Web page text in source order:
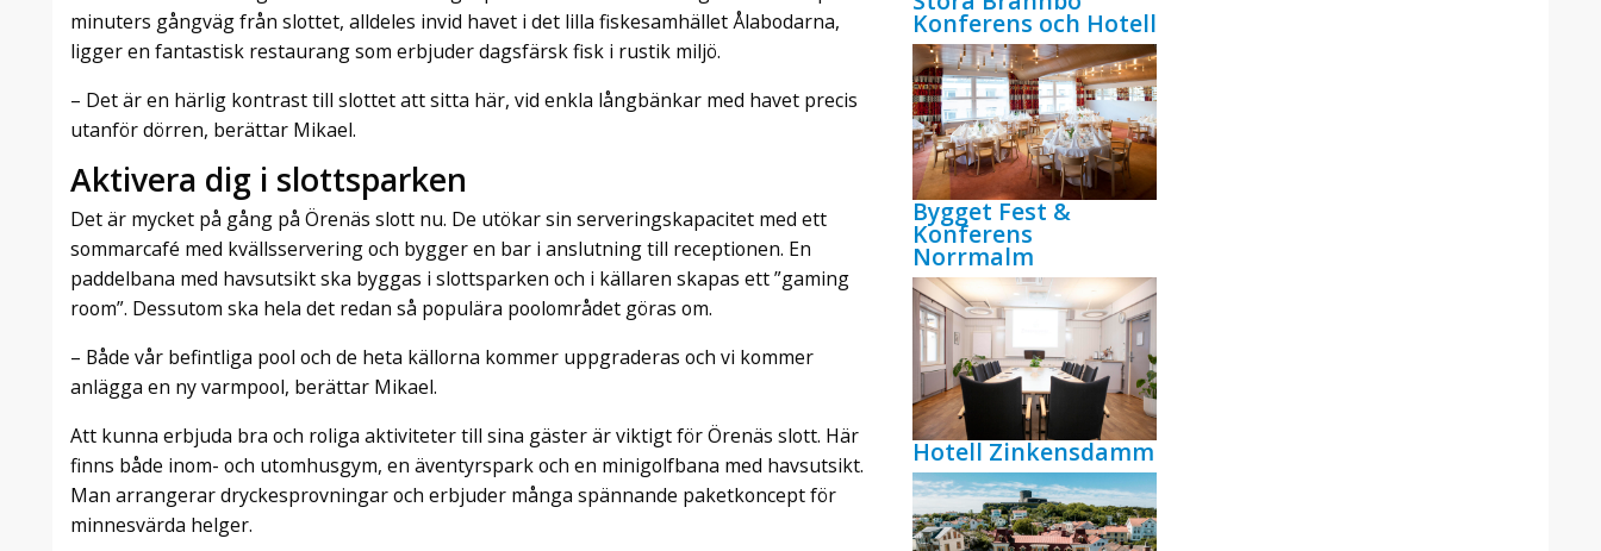
minuters gångväg från slottet, alldeles invid havet i det lilla fiskesamhället Ålabodarna,
ligger en fantastisk restaurang som erbjuder dagsfärsk fisk i rustik miljö.
– Det är en härlig kontrast till slottet att sitta här, vid enkla långbänkar med havet precis
utanför dörren, berättar Mikael.
Aktivera dig i slottsparken
Det är mycket på gång på Örenäs slott nu. De utökar sin serveringskapacitet med ett
sommarcafé med kvällsservering och bygger en bar i anslutning till receptionen. En
paddelbana med havsutsikt ska byggas i slottsparken och i källaren skapas ett ”gaming
room”. Dessutom ska hela det redan så populära poolområdet göras om.
– Både vår befintliga pool och de heta källorna kommer uppgraderas och vi kommer
anlägga en ny varmpool, berättar Mikael.
Att kunna erbjuda bra och roliga aktiviteter till sina gäster är viktigt för Örenäs slott. Här
finns både inom- och utomhusgym, en äventyrspark och en minigolfbana med havsutsikt.
Man arrangerar dryckesprovningar och erbjuder många spännande paketkoncept för
minnesvärda helger.
Konferens och Hotell
Bygget Fest &
Konferens
Norrmalm
Hotell Zinkensdamm